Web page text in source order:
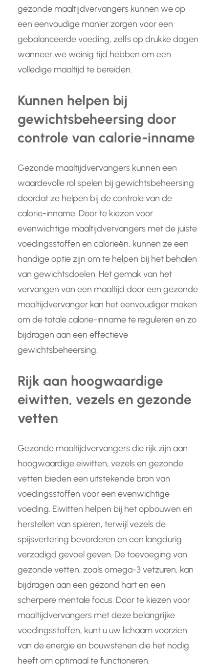
gezonde maaltijdvervangers kunnen we op
een eenvoudige manier zorgen voor een
gebalanceerde voeding, zelfs op drukke dagen
wanneer we weinig tijd hebben om een
volledige maaltijd te bereiden.
Kunnen helpen bij
gewichtsbeheersing door
controle van calorie-inname
Gezonde maaltijdvervangers kunnen een
waardevolle rol spelen bij gewichtsbeheersing
doordat ze helpen bij de controle van de
calorie-inname. Door te kiezen voor
evenwichtige maaltijdvervangers met de juiste
voedingsstoffen en calorieën, kunnen ze een
handige optie zijn om te helpen bij het behalen
van gewichtsdoelen. Het gemak van het
vervangen van een maaltijd door een gezonde
maaltijdvervanger kan het eenvoudiger maken
om de totale calorie-inname te reguleren en zo
bijdragen aan een effectieve
gewichtsbeheersing.
Rijk aan hoogwaardige
eiwitten, vezels en gezonde
vetten
Gezonde maaltijdvervangers die rijk zijn aan
hoogwaardige eiwitten, vezels en gezonde
vetten bieden een uitstekende bron van
voedingsstoffen voor een evenwichtige
voeding. Eiwitten helpen bij het opbouwen en
herstellen van spieren, terwijl vezels de
spijsvertering bevorderen en een langdurig
verzadigd gevoel geven. De toevoeging van
gezonde vetten, zoals omega-3 vetzuren, kan
bijdragen aan een gezond hart en een
scherpere mentale focus. Door te kiezen voor
maaltijdvervangers met deze belangrijke
voedingsstoffen, kunt u uw lichaam voorzien
van de energie en bouwstenen die het nodig
heeft om optimaal te functioneren.